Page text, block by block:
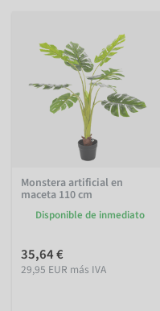
Monstera artificial en
maceta 110 cm
Disponible de inmediato
35,64 €
29,95 EUR más IVA